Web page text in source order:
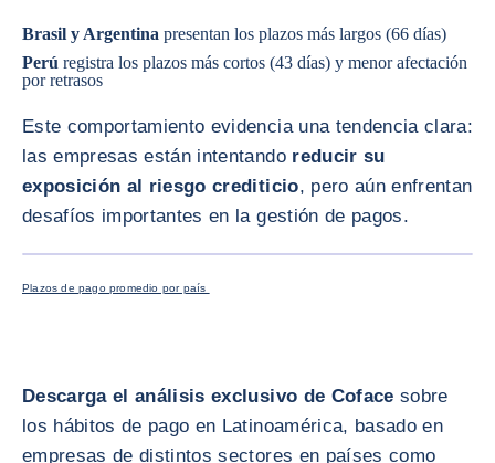
Brasil y Argentina presentan los plazos más largos (66 días)
Perú registra los plazos más cortos (43 días) y menor afectación
por retrasos
Este comportamiento evidencia una tendencia clara:
las empresas están intentando reducir su
exposición al riesgo crediticio, pero aún enfrentan
desafíos importantes en la gestión de pagos.
Plazos de pago promedio por país
Descarga el análisis exclusivo de Coface sobre
los hábitos de pago en Latinoamérica, basado en
empresas de distintos sectores en países como